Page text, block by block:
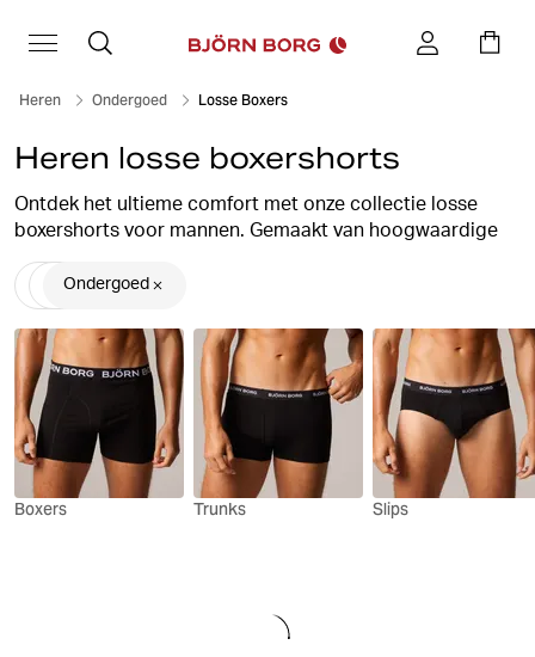
Heren Ondergoed Losse Boxers
Heren losse boxershorts
Ontdek het ultieme comfort met onze collectie losse
boxershorts voor mannen. Gemaakt van hoogwaardige
materialen en ontworpen voor bewegingsvrijheid, bieden
onze losse boxershorts ongeëvenaarde ondersteuning en
ademend vermogen. Of je nu thuis ontspant of actief
bezig bent, onze collectie garandeert de hele dag
comfort zonder stijl op te offeren. Verken nu onze
selectie losse boxershorts en upgrade je ondergoed
essentials.
Ondergoed
Boxers Trunks Slips